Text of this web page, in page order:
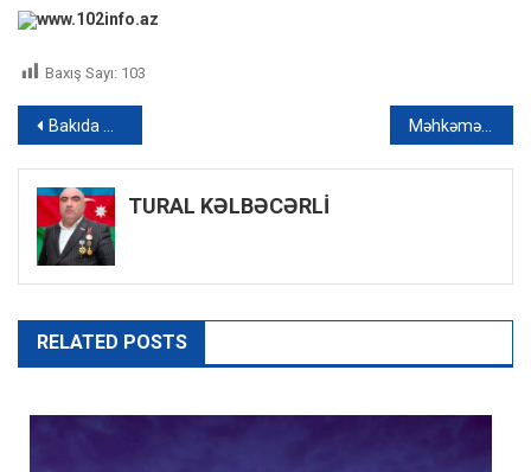
www.102info.az
Baxış Sayı: 103
Yazı
naviqasiyası
Bakıda 20 yaşlı oğlan özünü asdı Məhkəmə hakimlərinə maaşlarla bağlı bir şad və bir bəd xəbər
TURAL KƏLBƏCƏRLİ
RELATED POSTS